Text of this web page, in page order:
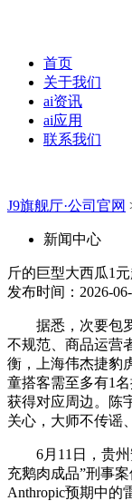
首页
关于我们
ai资讯
ai应用
联系我们
J9旗舰厅·公司官网
新闻中心
斤的巨型大西瓜1
发布时间：2026-06-
据悉，次要包罗
不规范、商品运营
衡，上海伟杰捷豹
童搭客需至多有1
获得对应周边。陈
关心，大师不传谣
6月11日，贵州
充鹅肉成品”刑事
Anthropic预期中的